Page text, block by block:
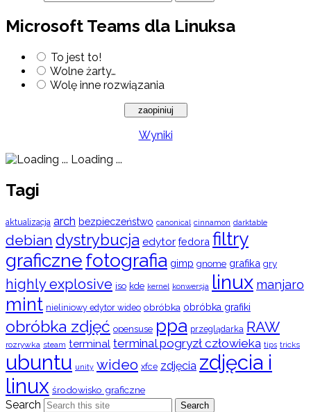
Microsoft Teams dla Linuksa
To jest to!
Wolne żarty…
Wolę inne rozwiązania
Wyniki
Loading ...
Tagi
aktualizacja arch bezpieczeństwo canonical cinnamon darktable
debian dystrybucja edytor fedora filtry
graficznefotografia gimp gnome grafika gry
highly explosive iso kde kernel konwersja linux manjaro
mint nieliniowy edytor wideo obróbka obróbka grafiki
obróbka zdjęć opensuse ppa przeglądarka RAW
rozrywka steam terminal terminal pogryzł człowieka tips tricks
ubuntu unity wideo xfce zdjęcia zdjęcia i
linux środowisko graficzne
Search Search